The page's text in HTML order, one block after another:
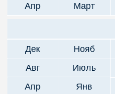
Апр
Март
Дек
Нояб
Авг
Июль
Апр
Янв